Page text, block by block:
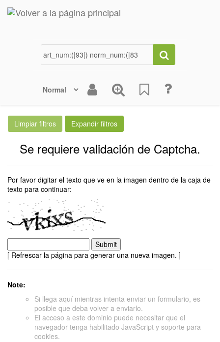
Se requiere validación de Captcha.
Por favor digitar el texto que ve en la imagen dentro de la caja de
texto para continuar:
[ Refrescar la página para generar una nueva imagen. ]
Note:
Si llega aquí mientras intenta enviar un formulario, es
posible que deba volver a enviarlo.
El acceso a este dominio puede necesitar que el
navegador tenga habilitado JavaScript y soporte para
cookies.